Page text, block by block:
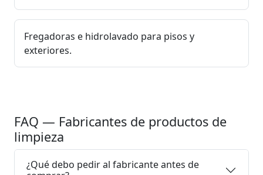
Fregadoras e hidrolavado para pisos y
exteriores.
FAQ — Fabricantes de productos de
limpieza
¿Qué debo pedir al fabricante antes de